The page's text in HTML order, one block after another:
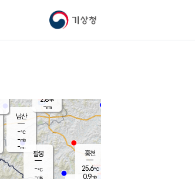
기상청
남산
-℃
-m/s
-mm
팔봉
-℃
-m/s
홍천
25.6℃
0.9m/s
2.8m/s
-mm